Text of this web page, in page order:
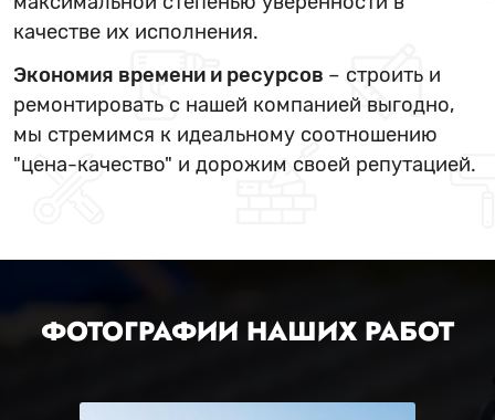
качестве их исполнения.
Экономия времени и ресурсов – строить и
ремонтировать с нашей компанией выгодно,
мы стремимся к идеальному соотношению
"цена-качество" и дорожим своей репутацией.
ФОТОГРАФИИ НАШИХ РАБОТ